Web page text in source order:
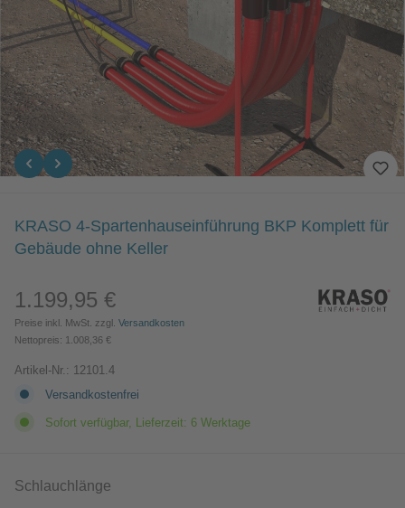
KRASO 4-Spartenhauseinführung BKP Komplett für
Gebäude ohne Keller
Regulärer Preis:
1.199,95 €
Preise inkl. MwSt. zzgl. Versandkosten
Nettopreis: 1.008,36 €
Artikel-Nr.: 12101.4
Versandkostenfrei
Sofort verfügbar, Lieferzeit: 6 Werktage
Schlauchlänge